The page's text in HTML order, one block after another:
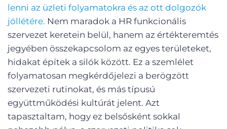
lenni az üzleti folyamatokra és az ott dolgozók
jóllétére. Nem maradok a HR funkcionális
szervezet keretein belül, hanem az értékteremtés
jegyében összekapcsolom az egyes területeket,
hidakat építek a silók között. Ez a szemlélet
folyamatosan megkérdőjelezi a berögzött
szervezeti rutinokat, és más típusú
együttműködési kultúrát jelent. Azt
tapasztaltam, hogy ez belsősként sokkal